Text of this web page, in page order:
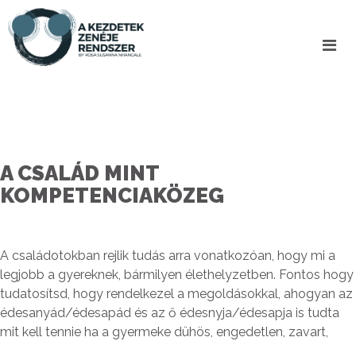
A CSALÁD MINT
KOMPETENCIAKÖZEG
A családotokban rejlik tudás arra vonatkozóan, hogy mi a
legjobb a gyereknek, bármilyen élethelyzetben. Fontos hogy
tudatosítsd, hogy rendelkezel a megoldásokkal, ahogyan az
édesanyád/édesapád és az ő édesnyja/édesapja is tudta
mit kell tennie ha a gyermeke dühös, engedetlen, zavart,